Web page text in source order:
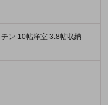
ン 10帖洋室 3.8帖収納